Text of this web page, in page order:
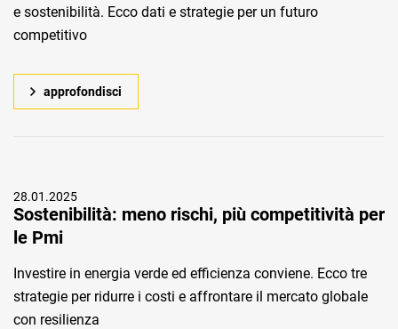
e sostenibilità. Ecco dati e strategie per un futuro
competitivo
approfondisci
28.01.2025
Sostenibilità: meno rischi, più competitività per
le Pmi
Investire in energia verde ed efficienza conviene. Ecco tre
strategie per ridurre i costi e affrontare il mercato globale
con resilienza